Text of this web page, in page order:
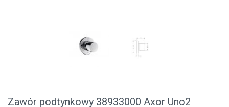
Zawór podtynkowy 38933000 Axor Uno2